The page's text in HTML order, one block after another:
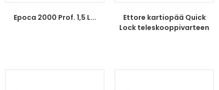
Epoca 2000 Prof. 1,5 L...
Ettore kartiopää Quick
Lock teleskooppivarteen